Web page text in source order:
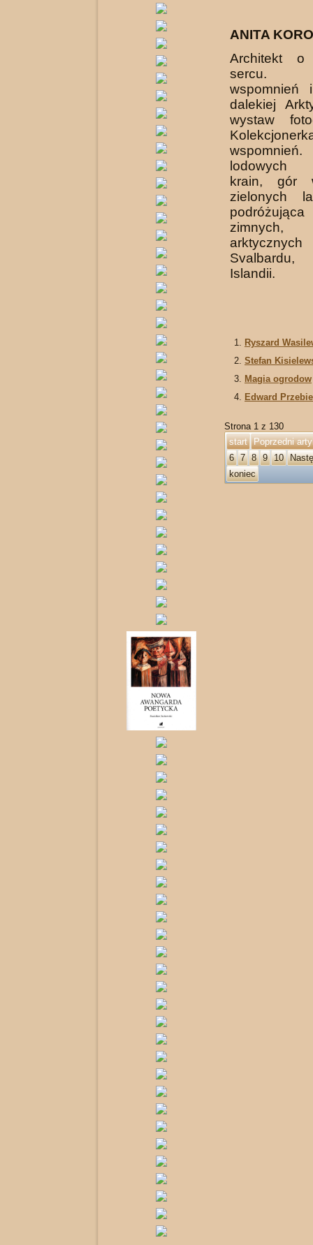
ANITA
Architekt o
sercu.
dalekiej
wystaw
wspomnień.
lodowych
krain, gór
zielonych
podróżująca
zimnych,
Svalbardu,
Islandii.
Ryszard
Stefan
Magia ogrodow
Edward
Strona 1 z 130
start Poprzedni
6 7 8 9 10
koniec